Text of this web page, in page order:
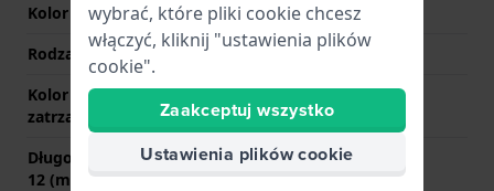
Kolor paska
Czarny
Rodzaj zapięcia
Sprzączka
Kolor zapięcia
zatrzaskowego
Srebrny
Długość paska na godzinie
12 (mm)
75 mm
wybrać, które pliki cookie chcesz
włączyć, kliknij "ustawienia plików
cookie".
Zaakceptuj wszystko
Ustawienia plików cookie